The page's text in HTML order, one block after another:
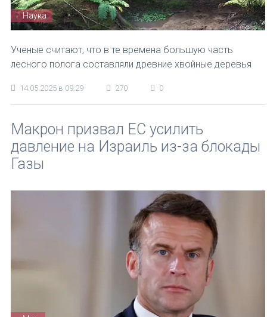
Наука
Ученые считают, что в те времена большую часть
лесного полога составляли древние хвойные деревья
14.05.2025 в 09:29 270 0
Макрон призвал ЕС усилить
давление на Израиль из-за блокады
Газы